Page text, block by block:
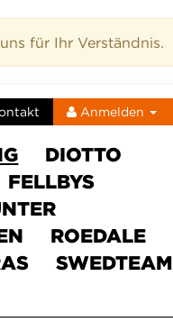
für Ihr Verständnis.
Anmelden
DIOTTO
FELLBYS
ROEDALE
SWEDTEAM